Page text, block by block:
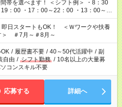
：00 ・17：00～22：00 ・13：00～
：00 など
即日スタートもOK！ ＜Ｗワークや扶養
＞ ＃7月～＃8月～
OK / 履歴書不要 / 40～50代活躍中 / 副
自由 / シフト勤務 / 10名以上の大量募
コンスキル不要
応募する 詳細へ